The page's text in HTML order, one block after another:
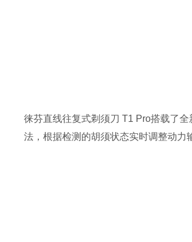
徕芬直线往复式剃须刀 T1 Pro搭载了
法，根据检测的胡须状态实时调整动力